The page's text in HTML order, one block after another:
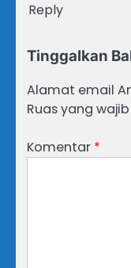
Reply
Tinggalkan
Alamat email
Ruas yang
Komentar *